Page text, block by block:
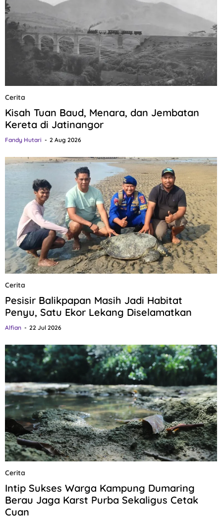
Cerita
Kisah Tuan Baud, Menara, dan Jembatan
Kereta di Jatinangor
Fandy Hutari 2 Aug 2026
Cerita
Pesisir Balikpapan Masih Jadi Habitat
Penyu, Satu Ekor Lekang Diselamatkan
Alfian 22 Jul 2026
Cerita
Intip Sukses Warga Kampung Dumaring
Berau Jaga Karst Purba Sekaligus Cetak
Cuan